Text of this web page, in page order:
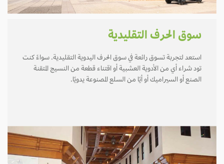
سوق الحرف التقليدية
استعد لتجربة تسوق رائعة في سوق الحرف اليدوية التقليدية. سواءً كنت
تود شراء أي من الأدوية العشبية أو اقتناء قطعة من النسيج المتقنة
الصنع أو السيراميك أو أيًا من السلع المصنوعة يدويًا.